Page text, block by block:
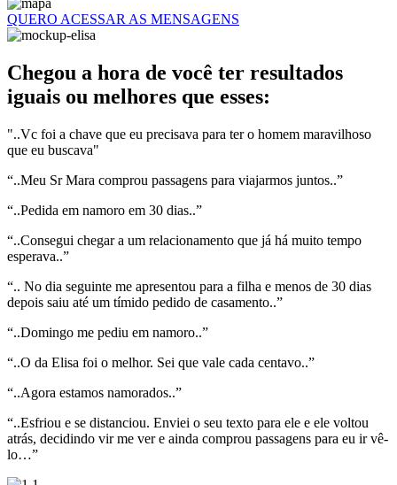
QUERO ACESSAR AS MENSAGENS
Chegou a hora de você ter resultados
iguais ou melhores que esses:
"..Vc foi a chave que eu precisava para ter o homem maravilhoso
que eu buscava"
“..Meu Sr Mara comprou passagens para viajarmos juntos..”
“..Pedida em namoro em 30 dias..”
“..Consegui chegar a um relacionamento que já há muito tempo
esperava..”
“.. No dia seguinte me apresentou para a filha e menos de 30 dias
depois saiu até um tímido pedido de casamento..”
“..Domingo me pediu em namoro..”
“..O da Elisa foi o melhor. Sei que vale cada centavo..”
“..Agora estamos namorados..”
“..Esfriou e se distanciou. Enviei o seu texto para ele e ele voltou
atrás, decidindo vir me ver e ainda comprou passagens para eu ir vê-
lo…”